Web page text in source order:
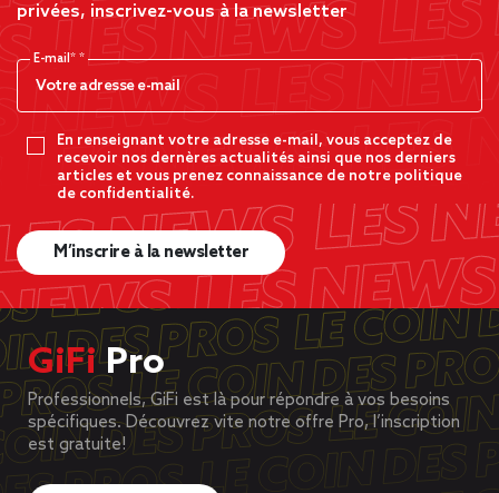
privées, inscrivez-vous à la newsletter
E-mail*
En renseignant votre adresse e-mail, vous acceptez de
recevoir nos dernères actualités ainsi que nos derniers
articles et vous prenez connaissance de notre politique
de confidentialité.
M’inscrire à la newsletter
GiFiPro
Professionnels, GiFi est là pour répondre à vos besoins
spécifiques. Découvrez vite notre offre Pro, l’inscription
est gratuite!